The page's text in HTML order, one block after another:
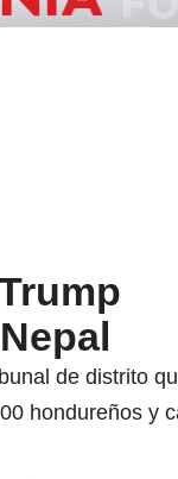
de distrito
hondureños y